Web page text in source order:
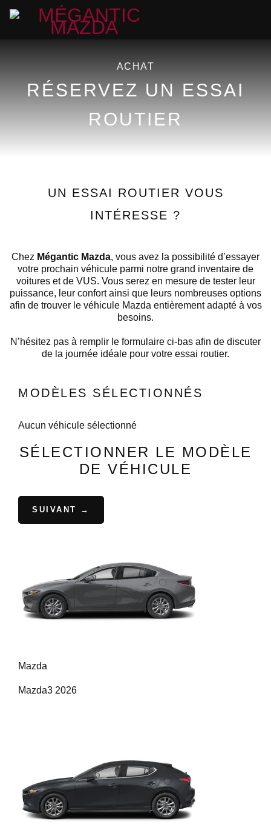
ACHAT
RÉSERVEZ UN ESSAI
ROUTIER
UN ESSAI ROUTIER VOUS
INTÉRESSE ?
Chez Mégantic Mazda, vous avez la possibilité d’essayer
votre prochain véhicule parmi notre grand inventaire de
voitures et de VUS. Vous serez en mesure de tester leur
puissance, leur confort ainsi que leurs nombreuses options
afin de trouver le véhicule Mazda entièrement adapté à vos
besoins.
N’hésitez pas à remplir le formulaire ci-bas afin de discuter
de la journée idéale pour votre essai routier.
MODÈLES SÉLECTIONNÉS
Aucun véhicule sélectionné
SÉLECTIONNER LE MODÈLE
DE VÉHICULE
SUIVANT →
Mazda
Mazda3 2026